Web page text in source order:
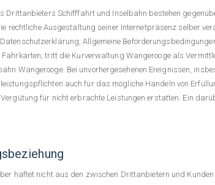
Drittanbieters Schifffahrt und Inselbahn bestehen
rechtliche Ausgestaltung seiner Internetpräsenz selber
Allgemeine
Fahrkarten, tritt die Kurverwaltung Wangerooge als
Wangerooge. Bei unvorhergesehenen Ereignissen,
auch für das mögliche Handeln von
für nicht erbrachte Leistungen erstatten. Ein
haftet nicht aus den zwischen Drittanbietern und